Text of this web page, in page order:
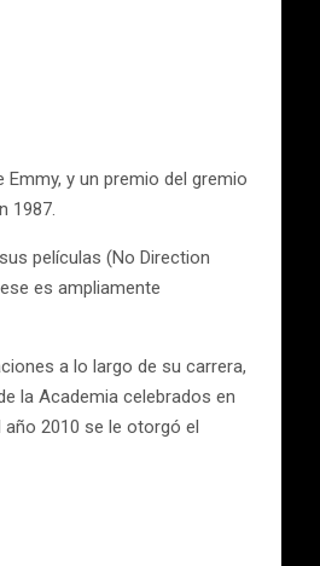
y un premio del gremio
1987.
películas (No Direction
es ampliamente
a lo largo de su carrera,
la Academia celebrados en
año 2010 se le otorgó el